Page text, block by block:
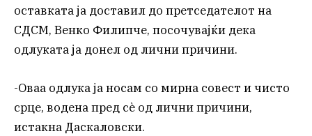
оставката ја доставил до претседателот на
СДСМ, Венко Филипче, посочувајќи дека
одлуката ја донел од лични причини.
-Оваа одлука ја носам со мирна совест и чисто
срце, водена пред сè од лични причини,
истакна Даскаловски.